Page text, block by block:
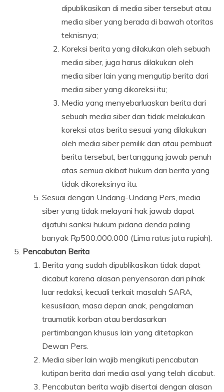
dipublikasikan di media siber tersebut atau
media siber yang berada di bawah otoritas
teknisnya;
Koreksi berita yang dilakukan oleh sebuah
media siber, juga harus dilakukan oleh
media siber lain yang mengutip berita dari
media siber yang dikoreksi itu;
Media yang menyebarluaskan berita dari
sebuah media siber dan tidak melakukan
koreksi atas berita sesuai yang dilakukan
oleh media siber pemilik dan atau pembuat
berita tersebut, bertanggung jawab penuh
atas semua akibat hukum dari berita yang
tidak dikoreksinya itu.
Sesuai dengan Undang-Undang Pers, media
siber yang tidak melayani hak jawab dapat
dijatuhi sanksi hukum pidana denda paling
banyak Rp500.000.000 (Lima ratus juta rupiah).
Pencabutan Berita
Berita yang sudah dipublikasikan tidak dapat
dicabut karena alasan penyensoran dari pihak
luar redaksi, kecuali terkait masalah SARA,
kesusilaan, masa depan anak, pengalaman
traumatik korban atau berdasarkan
pertimbangan khusus lain yang ditetapkan
Dewan Pers.
Media siber lain wajib mengikuti pencabutan
kutipan berita dari media asal yang telah dicabut.
Pencabutan berita wajib disertai dengan alasan